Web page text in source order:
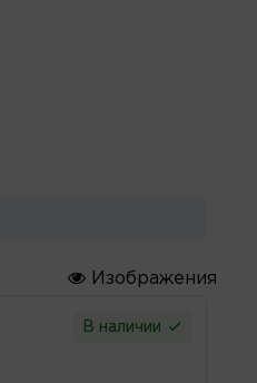
Изображения
В наличии